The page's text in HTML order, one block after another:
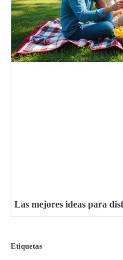
Las mejores ideas para
Etiquetas